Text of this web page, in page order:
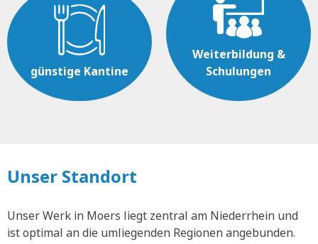
günstige Kantine
Weiterbildung &
Schulungen
Unser Standort
Unser Werk in Moers liegt zentral am Niederrhein und
ist optimal an die umliegenden Regionen angebunden.